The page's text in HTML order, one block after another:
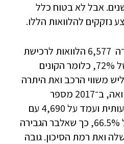
הנעות בין 3–5 שנים. אבל לא בטוח כלל
נזקקים להלוואות הללו.
לפי אלבר ב־2018 העמידה 6,577 הלוואות לרכישת
רכבים עם ממוצע מינוף של 72%, כלומר הקונים
משווי הרכב ואת היתרה
קיבלו בהלוואה. לשם השוואה, ב־2017 מספר
ההלוואות היה נמוך משמעותית ועמד על 4,690 עם
שיעור מינוף נמוך יותר של 66.5%, כך שאלבר הגבירה
ואת רמת הסיכון. גובה